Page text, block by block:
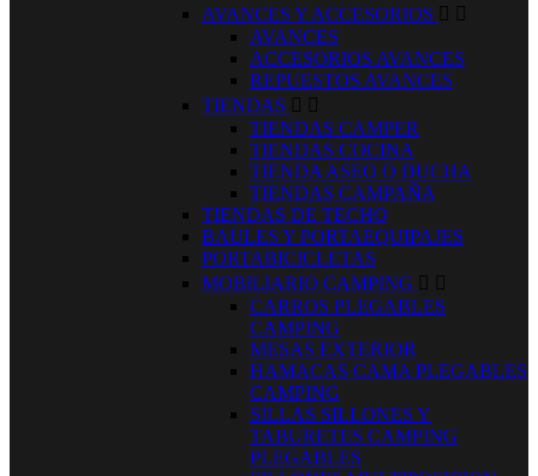
AVANCES Y ACCESORIOS  
AVANCES
ACCESORIOS AVANCES
REPUESTOS AVANCES
TIENDAS  
TIENDAS CAMPER
TIENDAS COCINA
TIENDA ASEO O DUCHA
TIENDAS CAMPAÑA
TIENDAS DE TECHO
BAULES Y PORTAEQUIPAJES
PORTABICICLETAS
MOBILIARIO CAMPING  
CARROS PLEGABLES
CAMPING
MESAS EXTERIOR
HAMACAS CAMA PLEGABLES
CAMPING
SILLAS SILLONES Y
TABURETES CAMPING
PLEGABLES